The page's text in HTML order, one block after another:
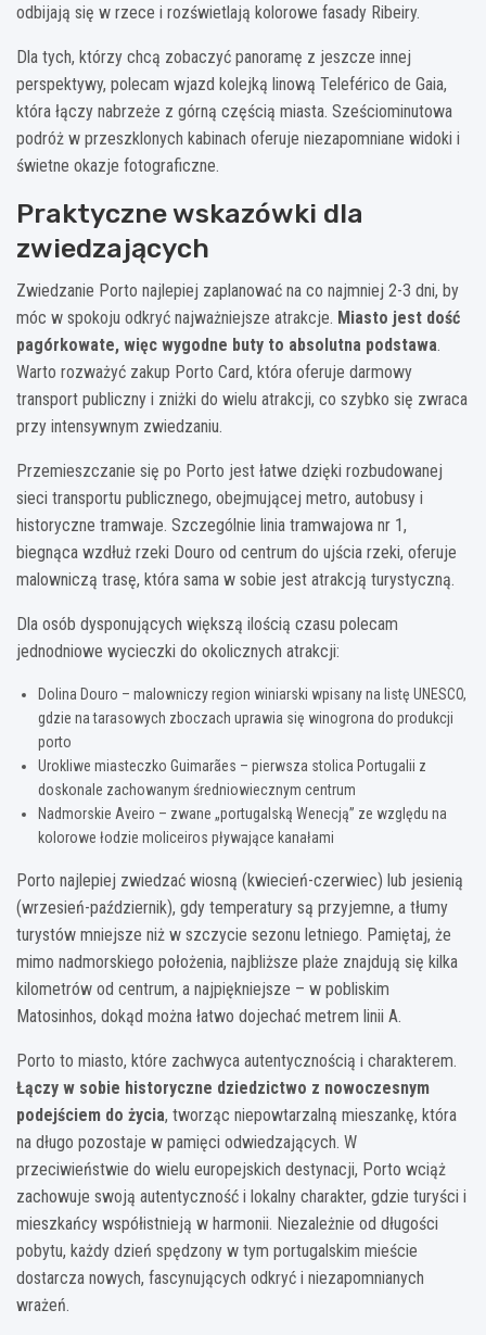
odbijają się w rzece i rozświetlają kolorowe fasady Ribeiry.
Dla tych, którzy chcą zobaczyć panoramę z jeszcze innej
perspektywy, polecam wjazd kolejką linową Teleférico de Gaia,
która łączy nabrzeże z górną częścią miasta. Sześciominutowa
podróż w przeszklonych kabinach oferuje niezapomniane widoki i
świetne okazje fotograficzne.
Praktyczne wskazówki dla
zwiedzających
Zwiedzanie Porto najlepiej zaplanować na co najmniej 2-3 dni, by
móc w spokoju odkryć najważniejsze atrakcje. Miasto jest dość
pagórkowate, więc wygodne buty to absolutna podstawa.
Warto rozważyć zakup Porto Card, która oferuje darmowy
transport publiczny i zniżki do wielu atrakcji, co szybko się zwraca
przy intensywnym zwiedzaniu.
Przemieszczanie się po Porto jest łatwe dzięki rozbudowanej
sieci transportu publicznego, obejmującej metro, autobusy i
historyczne tramwaje. Szczególnie linia tramwajowa nr 1,
biegnąca wzdłuż rzeki Douro od centrum do ujścia rzeki, oferuje
malowniczą trasę, która sama w sobie jest atrakcją turystyczną.
Dla osób dysponujących większą ilością czasu polecam
jednodniowe wycieczki do okolicznych atrakcji:
Dolina Douro – malowniczy region winiarski wpisany na listę UNESCO,
gdzie na tarasowych zboczach uprawia się winogrona do produkcji
porto
Urokliwe miasteczko Guimarães – pierwsza stolica Portugalii z
doskonale zachowanym średniowiecznym centrum
Nadmorskie Aveiro – zwane „portugalską Wenecją” ze względu na
kolorowe łodzie moliceiros pływające kanałami
Porto najlepiej zwiedzać wiosną (kwiecień-czerwiec) lub jesienią
(wrzesień-październik), gdy temperatury są przyjemne, a tłumy
turystów mniejsze niż w szczycie sezonu letniego. Pamiętaj, że
mimo nadmorskiego położenia, najbliższe plaże znajdują się kilka
kilometrów od centrum, a najpiękniejsze – w pobliskim
Matosinhos, dokąd można łatwo dojechać metrem linii A.
Porto to miasto, które zachwyca autentycznością i charakterem.
Łączy w sobie historyczne dziedzictwo z nowoczesnym
podejściem do życia, tworząc niepowtarzalną mieszankę, która
na długo pozostaje w pamięci odwiedzających. W
przeciwieństwie do wielu europejskich destynacji, Porto wciąż
zachowuje swoją autentyczność i lokalny charakter, gdzie turyści i
mieszkańcy współistnieją w harmonii. Niezależnie od długości
pobytu, każdy dzień spędzony w tym portugalskim mieście
dostarcza nowych, fascynujących odkryć i niezapomnianych
wrażeń.